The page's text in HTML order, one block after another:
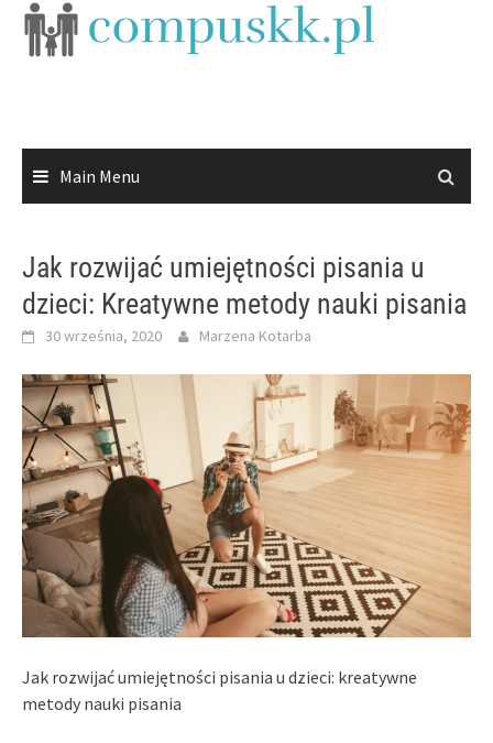
Skip
Main Menu
Jak rozwijać umiejętności pisania u
dzieci: Kreatywne metody nauki pisania
30 września, 2020 Marzena Kotarba
Jak rozwijać umiejętności pisania u dzieci: kreatywne
metody nauki pisania